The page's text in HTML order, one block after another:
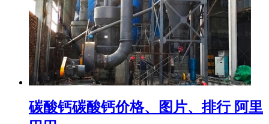
碳酸钙碳酸钙价格、图片、排行 阿里